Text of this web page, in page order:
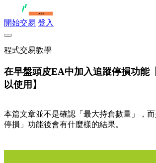
開始交易 登入
程式交易教學
在早盤頭皮EA中加入追蹤停損功能
以使用】
本篇文章並不是確認「最大持倉數量」，
停損」功能後會有什麼樣的結果。